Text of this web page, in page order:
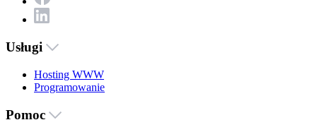
Usługi
Hosting WWW
Programowanie
Pomoc